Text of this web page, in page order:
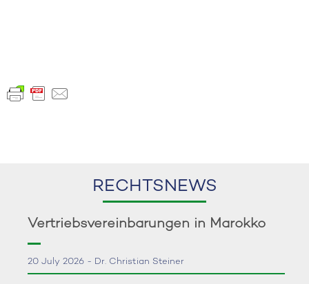
RECHTSNEWS
Vertriebsvereinbarungen in Marokko
20 July 2026 - Dr. Christian Steiner